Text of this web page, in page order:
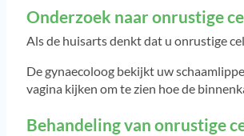
Onderzoek naar onrustige
Als de huisarts denkt dat u onrustige
De gynaecoloog bekijkt uw
vagina kijken om te zien hoe de
Behandeling van onrustige